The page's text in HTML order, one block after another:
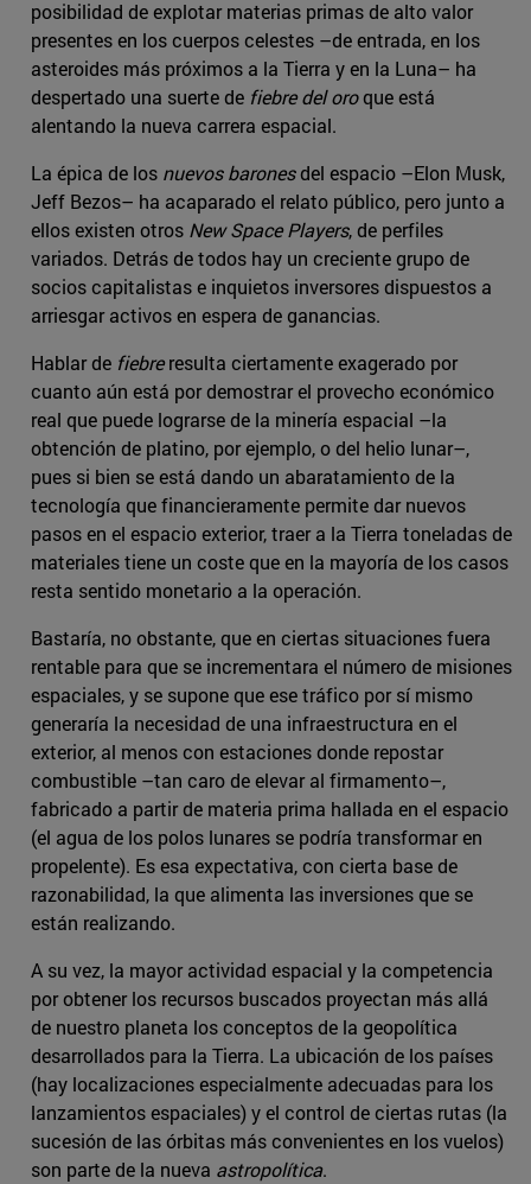
posibilidad de explotar materias primas de alto valor
presentes en los cuerpos celestes –de entrada, en los
asteroides más próximos a la Tierra y en la Luna– ha
despertado una suerte de fiebre del oroque está
alentando la nueva carrera espacial.
La épica de los nuevos baronesdel espacio –Elon Musk,
Jeff Bezos– ha acaparado el relato público, pero junto a
ellos existen otros New Space Players, de perfiles
variados. Detrás de todos hay un creciente grupo de
socios capitalistas e inquietos inversores dispuestos a
arriesgar activos en espera de ganancias.
Hablar de fiebreresulta ciertamente exagerado por
cuanto aún está por demostrar el provecho económico
real que puede lograrse de la minería espacial –la
obtención de platino, por ejemplo, o del helio lunar–,
pues si bien se está dando un abaratamiento de la
tecnología que financieramente permite dar nuevos
pasos en el espacio exterior, traer a la Tierra toneladas de
materiales tiene un coste que en la mayoría de los casos
resta sentido monetario a la operación.
Bastaría, no obstante, que en ciertas situaciones fuera
rentable para que se incrementara el número de misiones
espaciales, y se supone que ese tráfico por sí mismo
generaría la necesidad de una infraestructura en el
exterior, al menos con estaciones donde repostar
combustible –tan caro de elevar al firmamento–,
fabricado a partir de materia prima hallada en el espacio
(el agua de los polos lunares se podría transformar en
propelente). Es esa expectativa, con cierta base de
razonabilidad, la que alimenta las inversiones que se
están realizando.
A su vez, la mayor actividad espacial y la competencia
por obtener los recursos buscados proyectan más allá
de nuestro planeta los conceptos de la geopolítica
desarrollados para la Tierra. La ubicación de los países
(hay localizaciones especialmente adecuadas para los
lanzamientos espaciales) y el control de ciertas rutas (la
sucesión de las órbitas más convenientes en los vuelos)
son parte de la nueva astropolítica.